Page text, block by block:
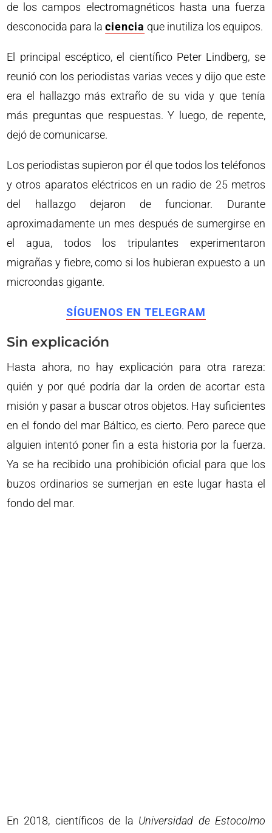
de los campos electromagnéticos hasta una fuerza
desconocida para laciencia que inutiliza los equipos.
El principal escéptico, el científico Peter Lindberg, se
reunió con los periodistas varias veces y dijo que este
era el hallazgo más extraño de su vida y que tenía
más preguntas que respuestas. Y luego, de repente,
dejó de comunicarse.
Los periodistas supieron por él que todos los teléfonos
y otros aparatos eléctricos en un radio de 25 metros
del hallazgo dejaron de funcionar. Durante
aproximadamente un mes después de sumergirse en
el agua, todos los tripulantes experimentaron
migrañas y fiebre, como si los hubieran expuesto a un
microondas gigante.
SÍGUENOS EN TELEGRAM
Sin explicación
Hasta ahora, no hay explicación para otra rareza:
quién y por qué podría dar la orden de acortar esta
misión y pasar a buscar otros objetos. Hay suficientes
en el fondo del mar Báltico, es cierto. Pero parece que
alguien intentó poner fin a esta historia por la fuerza.
Ya se ha recibido una prohibición oficial para que los
buzos ordinarios se sumerjan en este lugar hasta el
fondo del mar.
En 2018, científicos de la Universidad de Estocolmo